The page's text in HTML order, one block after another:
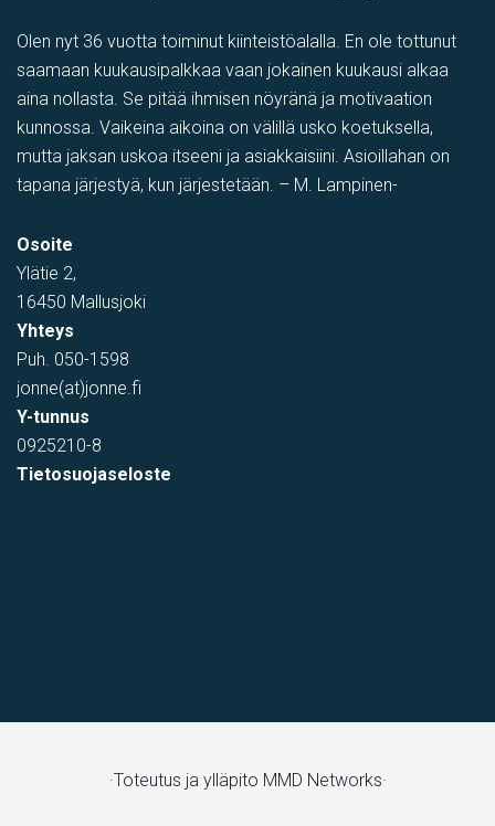
Olen nyt 36 vuotta toiminut kiinteistöalalla. En ole tottunut
saamaan kuukausipalkkaa vaan jokainen kuukausi alkaa
aina nollasta. Se pitää ihmisen nöyränä ja motivaation
kunnossa. Vaikeina aikoina on välillä usko koetuksella,
mutta jaksan uskoa itseeni ja asiakkaisiini. Asioillahan on
tapana järjestyä, kun järjestetään. – M. Lampinen-
Osoite
Ylätie 2,
16450 Mallusjoki
Yhteys
Puh. 050-1598
jonne(at)jonne.fi
Y-tunnus
0925210-8
Tietosuojaseloste
·Toteutus ja ylläpito MMD Networks·